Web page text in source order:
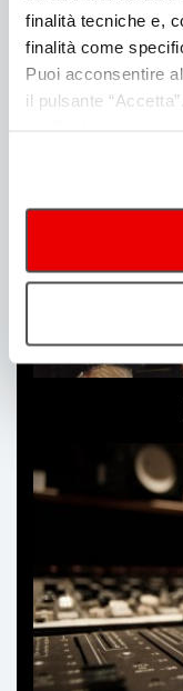
finalità tecniche e,
finalità come
Puoi acconsentire
il pulsante
Ti